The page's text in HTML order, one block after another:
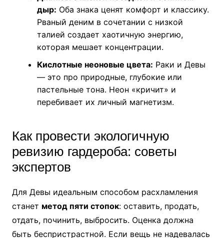
дыр: Оба знака ценят комфорт и классику.
Рваный деним в сочетании с низкой
талией создает хаотичную энергию,
которая мешает концентрации.
Кислотные неоновые цвета: Раки и Девы
— это про природные, глубокие или
пастельные тона. Неон «кричит» и
перебивает их личный магнетизм.
Как провести экологичную
ревизию гардероба: советы
экспертов
Для Девы идеальным способом расхламления
станет метод пяти стопок: оставить, продать,
отдать, починить, выбросить. Оценка должна
быть беспристрастной. Если вещь не надевалась